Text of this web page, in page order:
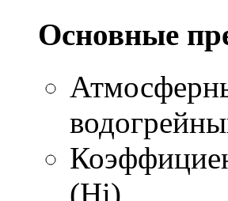
Основные
(Hi)